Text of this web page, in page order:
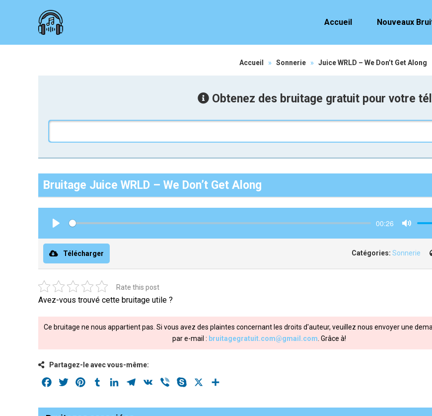
Accueil Nouveaux
Accueil » Sonnerie » Juice WRLD – We Don’t Get Along
Obtenez des bruitage gratuit pour votre
Bruitage Juice WRLD – We Don’t Get Along
00:26
Télécharger Catégories: Sonnerie
Rate this post
Avez-vous trouvé cette bruitage utile ?
Ce bruitage ne nous appartient pas. Si vous avez des plaintes concernant les droits d'auteur, veuillez nous envoyer une
par e-mail : bruitagegratuit.com@gmail.com . Grâce à!
Partagez-le avec vous-même:
Facebook
Twitter PinterestTumblrLinkedInTelegram
VK Viber Skype